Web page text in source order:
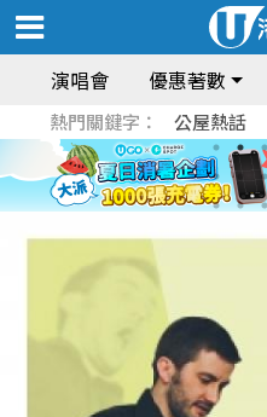
演唱會 優惠著數
熱門關鍵字： 公屋熱話